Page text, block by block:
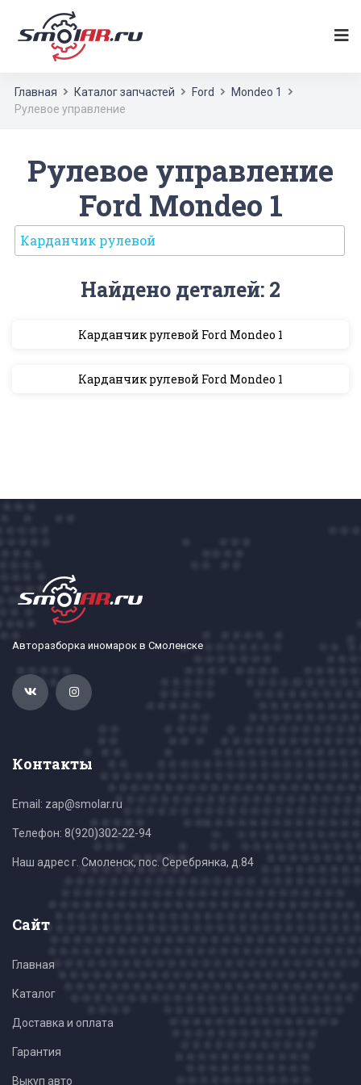
Главная Каталог запчастей Ford
Mondeo 1
Рулевое управление
Рулевое управление
Ford Mondeo 1
Карданчик рулевой
Найдено деталей: 2
Карданчик рулевой Ford Mondeo 1
Карданчик рулевой Ford Mondeo 1
Авторазборка иномарок в Смоленске
Контакты
Email: zap@smolar.ru
Телефон: 8(920)302-22-94
Наш адрес г. Смоленск, пос. Серебрянка, д.84
Сайт
Главная
Каталог
Доставка и оплата
Гарантия
Выкуп авто